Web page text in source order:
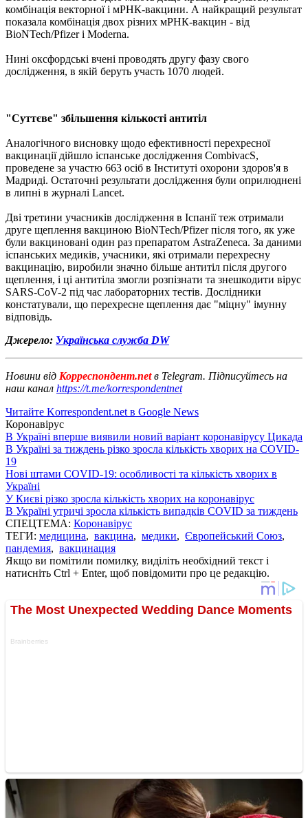
комбінація векторної і мРНК-вакцини. А найкращий результат
показала комбінація двох різних мРНК-вакцин - від
BioNTech/Pfizer і Moderna.
Нині оксфордські вчені проводять другу фазу свого
дослідження, в якій беруть участь 1070 людей.
"Суттєве" збільшення кількості антитіл
Аналогічного висновку щодо ефективності перехресної
вакцинації дійшло іспанське дослідження CombivacS,
проведене за участю 663 осіб в Інституті охорони здоров'я в
Мадриді. Остаточні результати дослідження були оприлюднені
в липні в журналі Lancet.
Дві третини учасників дослідження в Іспанії теж отримали
друге щеплення вакциною BioNTech/Pfizer після того, як уже
були вакциновані один раз препаратом AstraZeneca. За даними
іспанських медиків, учасники, які отримали перехресну
вакцинацію, виробили значно більше антитіл після другого
щеплення, і ці антитіла змогли розпізнати та знешкодити вірус
SARS-CoV-2 під час лабораторних тестів. Дослідники
констатували, що перехресне щеплення дає "міцну" імунну
відповідь.
Джерело: Українська служба DW
Новини від Корреспондент.netв Telegram. Підписуйтесь на
наш канал https://t.me/korrespondentnet
Читайте Korrespondent.net в Google News
Коронавірус
В Україні вперше виявили новий варіант коронавірусу Цикада
В Україні за тиждень різко зросла кількість хворих на COVID-
19
Нові штами COVID-19: особливості та кількість хворих в
Україні
У Києві різко зросла кількість хворих на коронавірус
В Україні утричі зросла кількість випадків COVID за тиждень
СПЕЦТЕМА: Коронавірус
ТЕГИ: медицина, вакцина, медики, Європейський Союз,
пандемия, вакцинация
Якщо ви помітили помилку, виділіть необхідний текст і
натисніть Ctrl + Enter, щоб повідомити про це редакцію.